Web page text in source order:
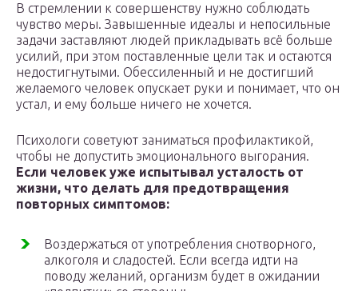
В стремлении к совершенству нужно соблюдать
чувство меры. Завышенные идеалы и непосильные
задачи заставляют людей прикладывать всё больше
усилий, при этом поставленные цели так и остаются
недостигнутыми. Обессиленный и не достигший
желаемого человек опускает руки и понимает, что он
устал, и ему больше ничего не хочется.
Психологи советуют заниматься профилактикой,
чтобы не допустить эмоционального выгорания.
Если человек уже испытывал усталость от
жизни, что делать для предотвращения
повторных симптомов:
Воздержаться от употребления снотворного,
алкоголя и сладостей. Если всегда идти на
поводу желаний, организм будет в ожидании